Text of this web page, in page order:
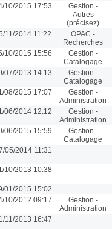
10/2015 17:53
Gestion -
Autres
(précisez)
11/2014 11:22
OPAC -
Recherches
10/2015 15:56
Gestion -
Catalogage
07/2013 14:13
Gestion -
Catalogage
08/2015 17:07
Gestion -
Administration
06/2014 12:12
Gestion -
Administration
06/2015 15:59
Gestion -
Catalogage
05/2014 11:31
10/2013 10:38
01/2015 15:02
10/2012 09:17
Gestion -
Administration
11/2013 16:47